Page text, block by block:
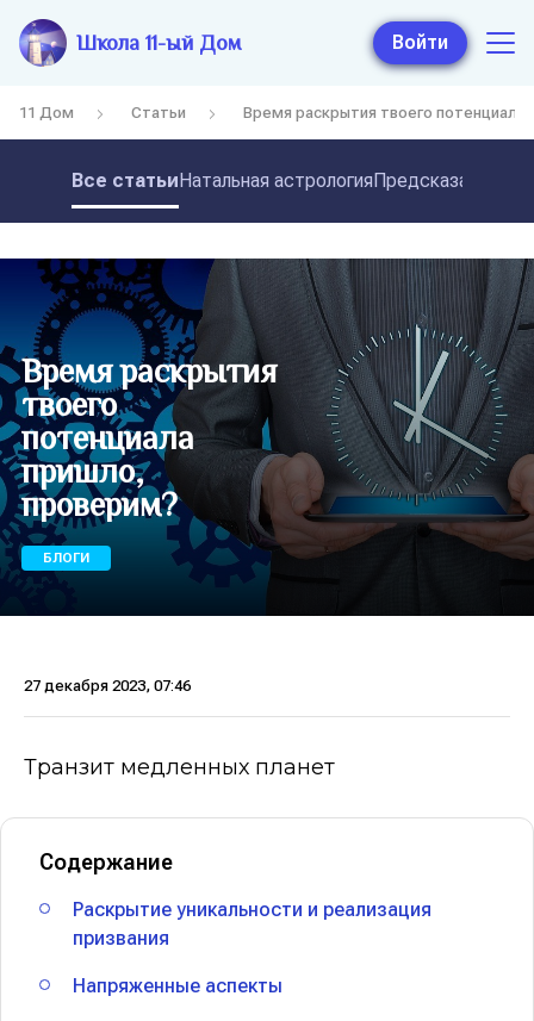
Школа 11-ый Дом Войти
11 Дом Статьи Время раскрытия твоего
Все статьиНатальная астрология
Время раскрытия
твоего
потенциала
пришло,
проверим?
БЛОГИ
27 декабря 2023, 07:46
Транзит медленных планет
Содержание
Раскрытие уникальности и реализация
призвания
Напряженные аспекты